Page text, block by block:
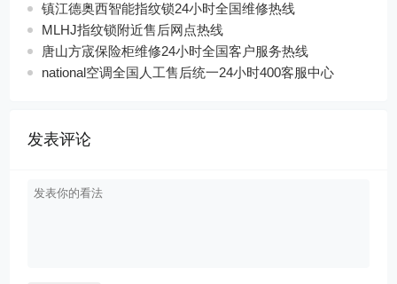
镇江德奥西智能指纹锁24小时全国维修热线
MLHJ指纹锁附近售后网点热线
唐山方宬保险柜维修24小时全国客户服务热线
national空调全国人工售后统一24小时400客服中心
发表评论